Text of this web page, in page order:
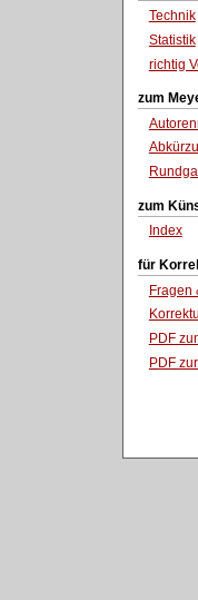
Technik
Statistik
richtig
zum
zum
Index
für
Fragen
PDF
PDF